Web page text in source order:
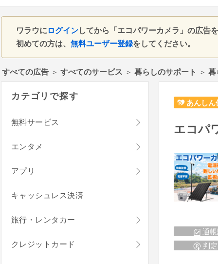
ワラウに ログインしてから「エコパワーカメラ」の広告
初めての方は、 無料ユーザー登録をしてください。
すべての広告 ＞ すべてのサービス ＞ 暮らしのサポート ＞ 暮
あんしん
エコパ
通
判
カテゴリで探す
無料サービス
エンタメ
アプリ
キャッシュレス決済
旅行・レンタカー
クレジットカード